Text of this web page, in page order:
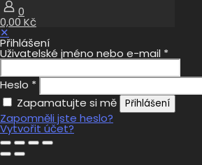
0
0,00 Kč
✕
Přihlášení
Uživatelské jméno nebo e-mail *
Heslo *
Zapamatujte si mě
Přihlášení
Zapomněli jste heslo?
Vytvořit účet?